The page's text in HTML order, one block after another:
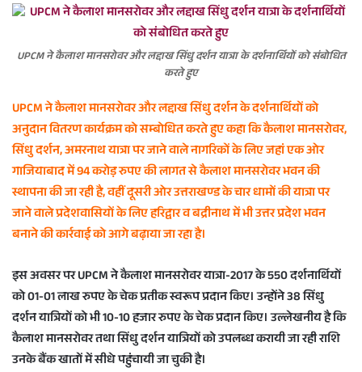
UPCM ने कैलाश मानसरोवर और लद्दाख सिंधु दर्शन यात्रा के दर्शनार्थियों को संबोधित
करते हुए
UPCM ने कैलाश मानसरोवर और लद्दाख सिंधु दर्शन के दर्शनार्थियों को
अनुदान वितरण कार्यक्रम को सम्बोधित करते हुए कहा कि कैलाश मानसरोवर,
सिंधु दर्शन, अमरनाथ यात्रा पर जाने वाले नागरिकों के लिए जहां एक ओर
गाजियाबाद में 94 करोड़ रुपए की लागत से कैलाश मानसरोवर भवन की
स्थापना की जा रही है, वहीं दूसरी ओर उत्तराखण्ड के चार धामों की यात्रा पर
जाने वाले प्रदेशवासियों के लिए हरिद्वार व बद्रीनाथ में भी उत्तर प्रदेश भवन
बनाने की कार्रवाई को आगे बढ़ाया जा रहा है।
इस अवसर पर UPCM ने कैलाश मानसरोवर यात्रा-2017 के 550 दर्शनार्थियों
को 01-01 लाख रुपए के चेक प्रतीक स्वरूप प्रदान किए। उन्होंने 38 सिंधु
दर्शन यात्रियों को भी 10-10 हजार रुपए के चेक प्रदान किए। उल्लेखनीय है कि
कैलाश मानसरोवर तथा सिंधु दर्शन यात्रियों को उपलब्ध करायी जा रही राशि
उनके बैंक खातों में सीधे पहुंचायी जा चुकी है।